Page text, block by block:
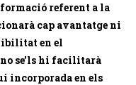
referent a la
cap avantatge ni
en el
se’ls hi facilitarà
incorporada en els